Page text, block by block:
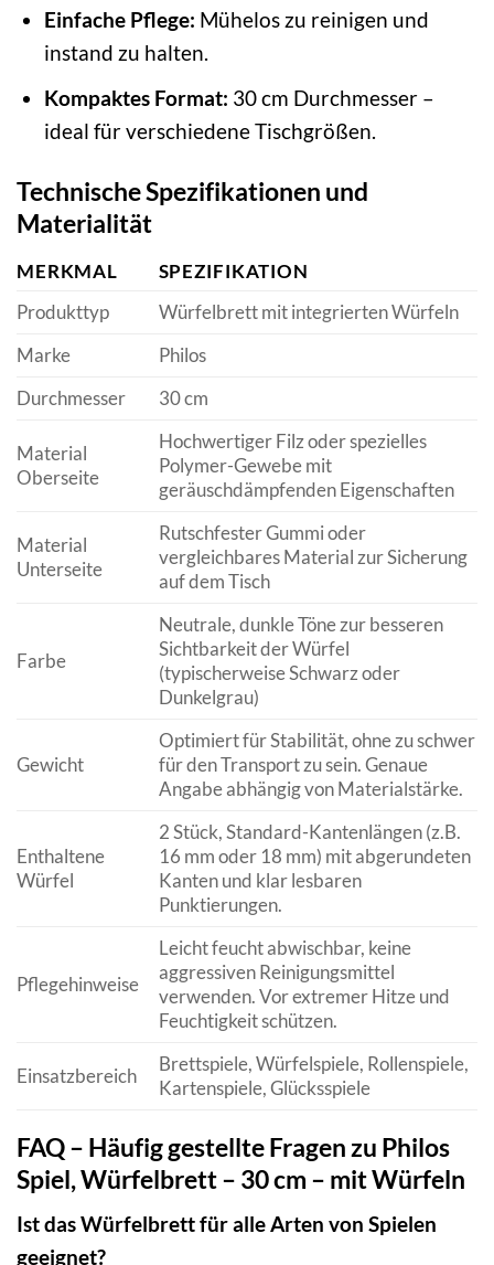
Einfache Pflege: Mühelos zu reinigen und
instand zu halten.
Kompaktes Format: 30 cm Durchmesser –
ideal für verschiedene Tischgrößen.
Technische Spezifikationen und
Materialität
MERKMAL
SPEZIFIKATION
Produkttyp
Würfelbrett mit integrierten Würfeln
Marke
Philos
Durchmesser
30 cm
Material
Oberseite
Hochwertiger Filz oder spezielles
Polymer-Gewebe mit
geräuschdämpfenden Eigenschaften
Material
Unterseite
Rutschfester Gummi oder
vergleichbares Material zur Sicherung
auf dem Tisch
Farbe
Neutrale, dunkle Töne zur besseren
Sichtbarkeit der Würfel
(typischerweise Schwarz oder
Dunkelgrau)
Gewicht
Optimiert für Stabilität, ohne zu schwer
für den Transport zu sein. Genaue
Angabe abhängig von Materialstärke.
Enthaltene
Würfel
2 Stück, Standard-Kantenlängen (z.B.
16 mm oder 18 mm) mit abgerundeten
Kanten und klar lesbaren
Punktierungen.
Pflegehinweise
Leicht feucht abwischbar, keine
aggressiven Reinigungsmittel
verwenden. Vor extremer Hitze und
Feuchtigkeit schützen.
Einsatzbereich
Brettspiele, Würfelspiele, Rollenspiele,
Kartenspiele, Glücksspiele
FAQ – Häufig gestellte Fragen zu Philos
Spiel, Würfelbrett – 30 cm – mit Würfeln
Ist das Würfelbrett für alle Arten von Spielen
geeignet?